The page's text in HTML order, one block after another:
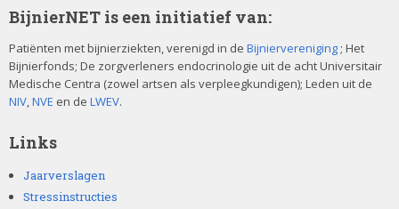
BijnierNET is een initiatief van:
Patiënten met bijnierziekten, verenigd in de Bijniervereniging ; Het
Bijnierfonds; De zorgverleners endocrinologie uit de acht Universitair
Medische Centra (zowel artsen als verpleegkundigen); Leden uit de
NIV,NVE en de LWEV.
Links
Jaarverslagen
Stressinstructies